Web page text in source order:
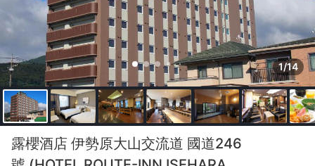
1/14
露櫻酒店 伊勢原大山交流道 國道246